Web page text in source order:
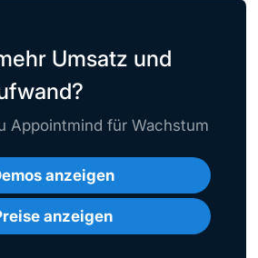
Umsatz und
Appointmind für Wachstum
anzeigen
anzeigen